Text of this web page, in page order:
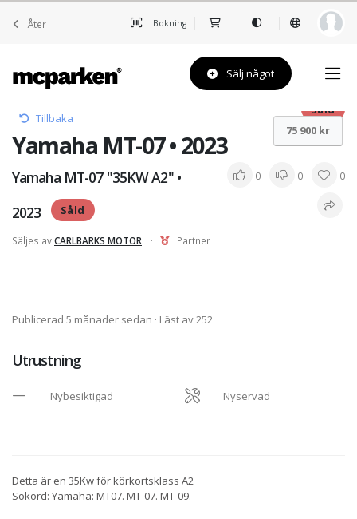
Åter Bokning
Sälj något
Tillbaka
Yamaha MT-07 • 2023
Såld
Yamaha MT-07 "35KW A2" •
2023
Såld
0 0 0
Säljes avCARLBARKS MOTOR · Partner
75 900 kr
Publicerad 5 månader sedan · Läst av 252
Utrustning
Nybesiktigad Nyservad
Detta är en 35Kw för körkortsklass A2
Sökord: Yamaha: MT07. MT-07. MT-09.